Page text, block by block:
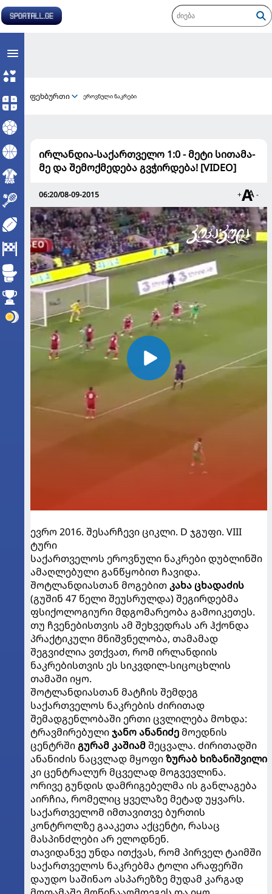
ფეხბურთი ეროვნული ნაკრები
ირლანდია-საქართველო 1:0 - მე­ტი სი­თა­მა­
მე და შე­მოქ­მე­დე­ბა გვჭირ­დე­ბა! [VIDEO]
06:20/08-09-2015 + -
ევრო 2016. შესარჩევი ციკლი. D ჯგუფი. VIII
ტური
საქართველოს ეროვნული ნაკრები დუბლინში
ამაღლებული განწყობით ჩავიდა.
შოტლანდიასთან მოგებითკახა ცხადაძის
(გუშინ 47 წელი შეუსრულდა) შეგირდებმა
ფსიქოლოგიური მდგომარეობა გამოიკეთეს.
თუ ჩვენებისთვის ამ შეხვედრას არ ჰქონდა
პრაქტიკული მნიშვნელობა, თამამად
შეგვიძლია ვთქვათ, რომ ირლანდიის
ნაკრებისთვის ეს სიკვდილ-სიცოცხლის
თამაში იყო.
შოტლანდიასთან მატჩის შემდეგ
საქართველოს ნაკრების ძირითად
შემადგენლობაში ერთი ცვლილება მოხდა:
ტრავმირებულიჯანო ანანიძემოედნის
ცენტრშიგურამ კაშიამშეცვალა. ძირითადში
ანანიძის ნაცვლად მყოფიზურაბ ხიზანიშვილი
კი ცენტრალურ მცველად მოგვევლინა.
ორივე გუნდის დამრიგებელმა ის განლაგება
აირჩია, რომელიც ყველაზე მეტად უყვარს.
საქართველომ იმთავითვე ბურთის
კონტროლზე გააკეთა აქცენტი, რასაც
მასპინძლები არ ელოდნენ.
თავიდანვე უნდა ითქვას, რომ პირველ ტაიმში
საქართველოს ნაკრებმა ტოლი არაფერში
დაუდო საშინაო ასპარეზზე მუდამ კარგად